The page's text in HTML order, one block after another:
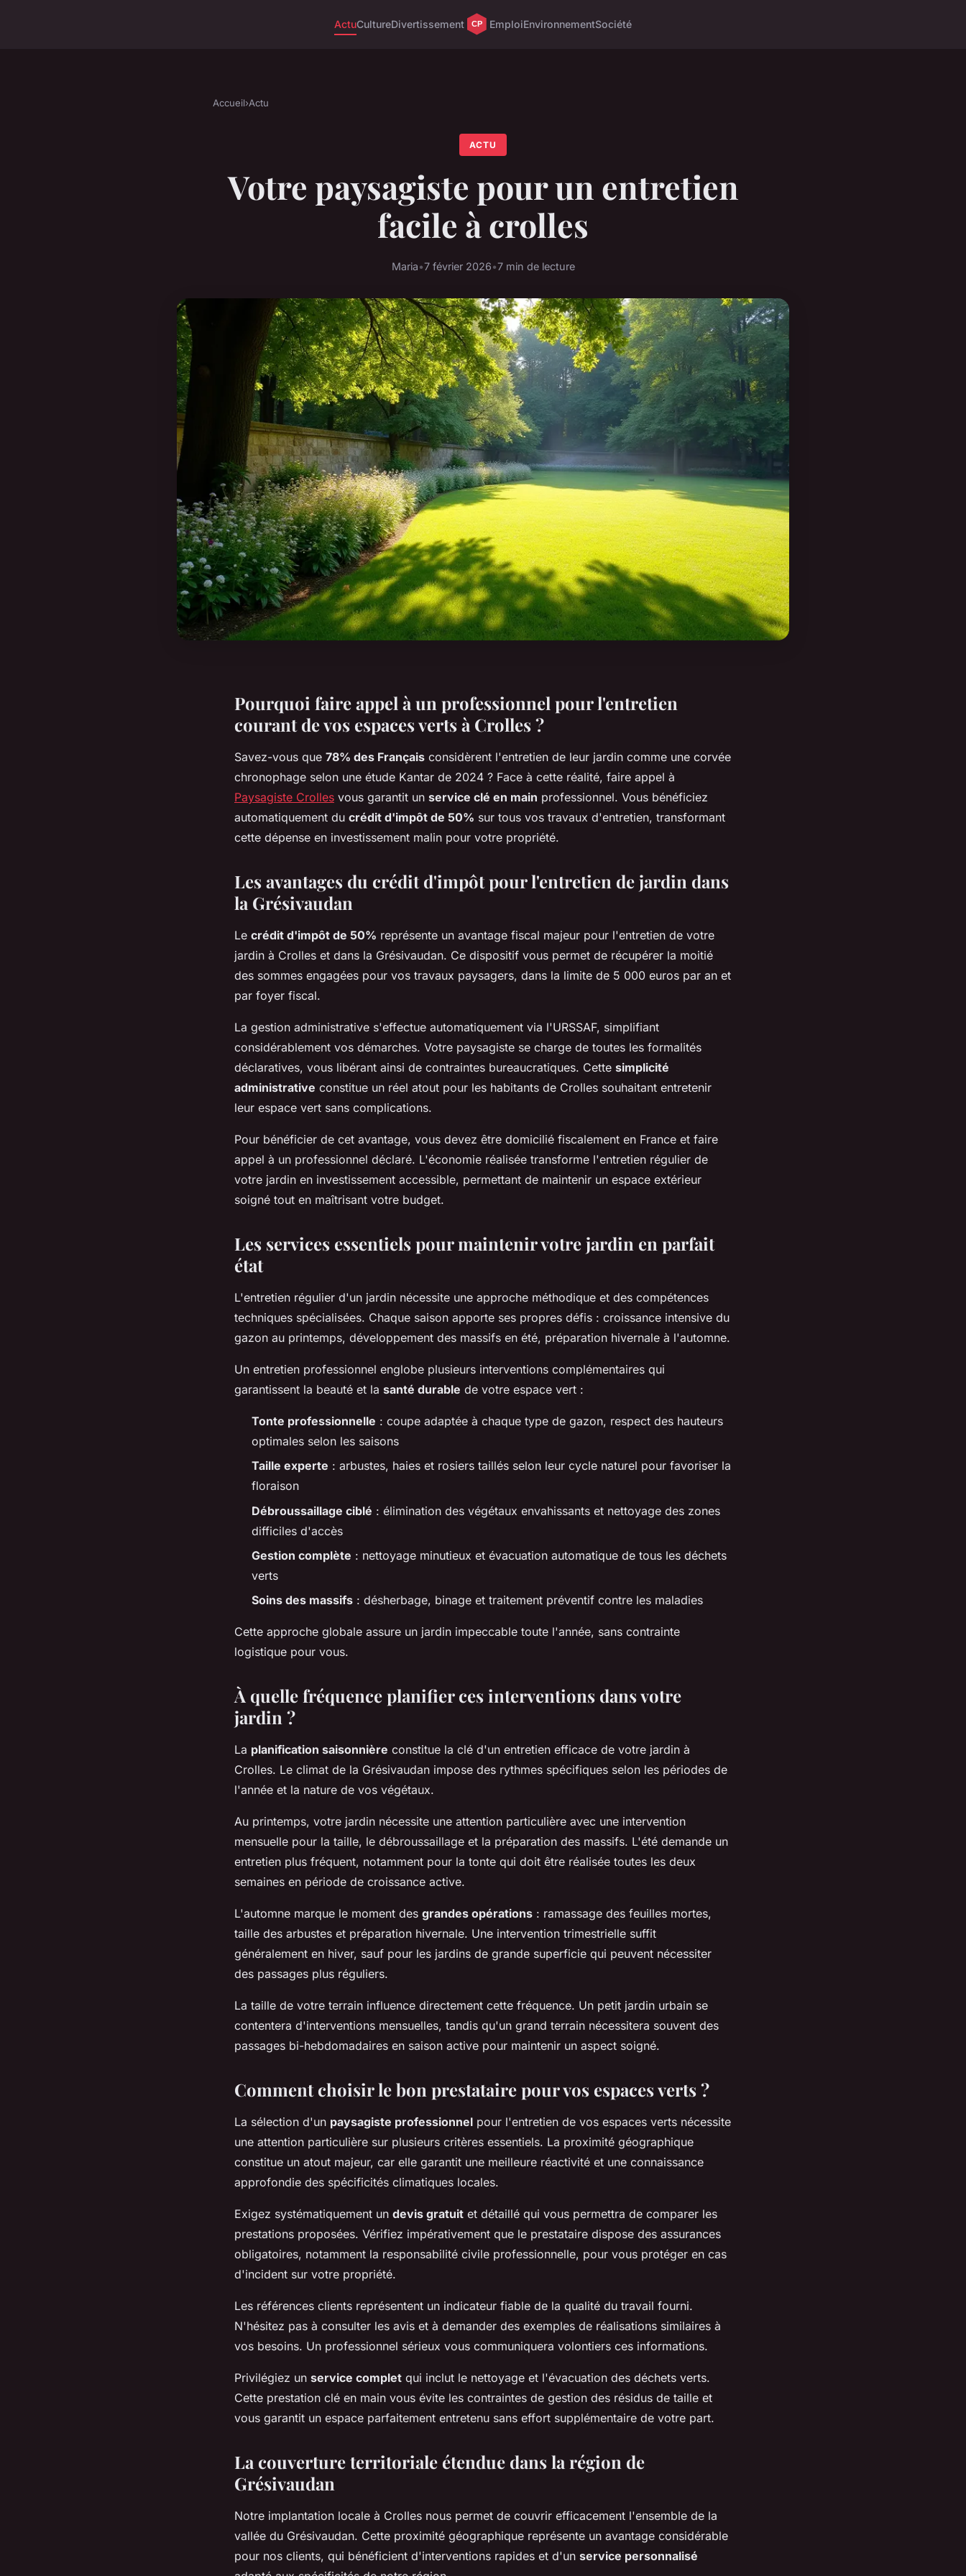
ActuCultureDivertissement EmploiEnvironnementSociété
Accueil›Actu
ACTU
Votre paysagiste pour un entretien
facile à crolles
Maria•7 février 2026•7 min de lecture
Pourquoi faire appel à un professionnel pour l'entretien
courant de vos espaces verts à Crolles ?
Savez-vous que 78% des Français considèrent l'entretien de leur jardin comme une corvée
chronophage selon une étude Kantar de 2024 ? Face à cette réalité, faire appel à
Paysagiste Crolles vous garantit un service clé en main professionnel. Vous bénéficiez
automatiquement du crédit d'impôt de 50% sur tous vos travaux d'entretien, transformant
cette dépense en investissement malin pour votre propriété.
Les avantages du crédit d'impôt pour l'entretien de jardin dans
la Grésivaudan
Le crédit d'impôt de 50% représente un avantage fiscal majeur pour l'entretien de votre
jardin à Crolles et dans la Grésivaudan. Ce dispositif vous permet de récupérer la moitié
des sommes engagées pour vos travaux paysagers, dans la limite de 5 000 euros par an et
par foyer fiscal.
La gestion administrative s'effectue automatiquement via l'URSSAF, simplifiant
considérablement vos démarches. Votre paysagiste se charge de toutes les formalités
déclaratives, vous libérant ainsi de contraintes bureaucratiques. Cette simplicité
administrative constitue un réel atout pour les habitants de Crolles souhaitant entretenir
leur espace vert sans complications.
Pour bénéficier de cet avantage, vous devez être domicilié fiscalement en France et faire
appel à un professionnel déclaré. L'économie réalisée transforme l'entretien régulier de
votre jardin en investissement accessible, permettant de maintenir un espace extérieur
soigné tout en maîtrisant votre budget.
Les services essentiels pour maintenir votre jardin en parfait
état
L'entretien régulier d'un jardin nécessite une approche méthodique et des compétences
techniques spécialisées. Chaque saison apporte ses propres défis : croissance intensive du
gazon au printemps, développement des massifs en été, préparation hivernale à l'automne.
Un entretien professionnel englobe plusieurs interventions complémentaires qui
garantissent la beauté et la santé durable de votre espace vert :
Tonte professionnelle : coupe adaptée à chaque type de gazon, respect des hauteurs
optimales selon les saisons
Taille experte : arbustes, haies et rosiers taillés selon leur cycle naturel pour favoriser la
floraison
Débroussaillage ciblé : élimination des végétaux envahissants et nettoyage des zones
difficiles d'accès
Gestion complète : nettoyage minutieux et évacuation automatique de tous les déchets
verts
Soins des massifs : désherbage, binage et traitement préventif contre les maladies
Cette approche globale assure un jardin impeccable toute l'année, sans contrainte
logistique pour vous.
À quelle fréquence planifier ces interventions dans votre
jardin ?
La planification saisonnière constitue la clé d'un entretien efficace de votre jardin à
Crolles. Le climat de la Grésivaudan impose des rythmes spécifiques selon les périodes de
l'année et la nature de vos végétaux.
Au printemps, votre jardin nécessite une attention particulière avec une intervention
mensuelle pour la taille, le débroussaillage et la préparation des massifs. L'été demande un
entretien plus fréquent, notamment pour la tonte qui doit être réalisée toutes les deux
semaines en période de croissance active.
L'automne marque le moment des grandes opérations : ramassage des feuilles mortes,
taille des arbustes et préparation hivernale. Une intervention trimestrielle suffit
généralement en hiver, sauf pour les jardins de grande superficie qui peuvent nécessiter
des passages plus réguliers.
La taille de votre terrain influence directement cette fréquence. Un petit jardin urbain se
contentera d'interventions mensuelles, tandis qu'un grand terrain nécessitera souvent des
passages bi-hebdomadaires en saison active pour maintenir un aspect soigné.
Comment choisir le bon prestataire pour vos espaces verts ?
La sélection d'un paysagiste professionnel pour l'entretien de vos espaces verts nécessite
une attention particulière sur plusieurs critères essentiels. La proximité géographique
constitue un atout majeur, car elle garantit une meilleure réactivité et une connaissance
approfondie des spécificités climatiques locales.
Exigez systématiquement un devis gratuit et détaillé qui vous permettra de comparer les
prestations proposées. Vérifiez impérativement que le prestataire dispose des assurances
obligatoires, notamment la responsabilité civile professionnelle, pour vous protéger en cas
d'incident sur votre propriété.
Les références clients représentent un indicateur fiable de la qualité du travail fourni.
N'hésitez pas à consulter les avis et à demander des exemples de réalisations similaires à
vos besoins. Un professionnel sérieux vous communiquera volontiers ces informations.
Privilégiez un service complet qui inclut le nettoyage et l'évacuation des déchets verts.
Cette prestation clé en main vous évite les contraintes de gestion des résidus de taille et
vous garantit un espace parfaitement entretenu sans effort supplémentaire de votre part.
La couverture territoriale étendue dans la région de
Grésivaudan
Notre implantation locale à Crolles nous permet de couvrir efficacement l'ensemble de la
vallée du Grésivaudan. Cette proximité géographique représente un avantage considérable
pour nos clients, qui bénéficient d'interventions rapides et d'un service personnalisé